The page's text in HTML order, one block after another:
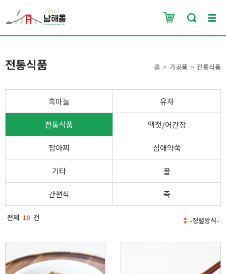
전통식품 홈 가공품 전통식품
흑마늘 유자
전통식품 액젓/어간장
장아찌 섬애약쑥
기타 꿀
간편식 죽
전체 10 건